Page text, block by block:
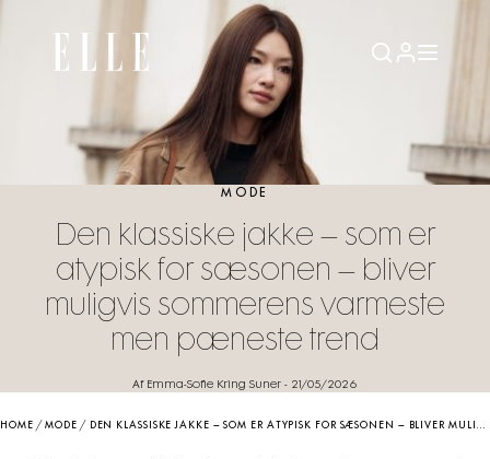
MODE
Den klassiske jakke – som er
atypisk for sæsonen – bliver
muligvis sommerens varmeste
men pæneste trend
Af Emma-Sofie Kring Suner - 21/05/2026
HOME /MODE / DEN KLASSISKE JAKKE – SOM ER ATYPISK FOR SÆSONEN – BLIVER MULIGVIS SOMMERENS VARMESTE MEN PÆNESTE TREND